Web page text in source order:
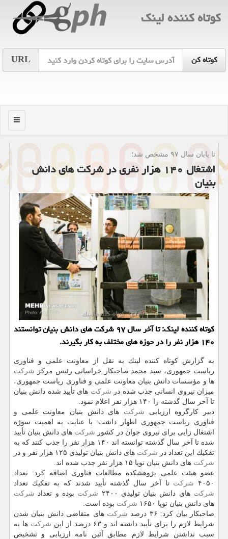
كوتاه كننده لینك
URL
منو
تا پایان سال ۹۷ مشخص شد؛
اشتغال ۱۴۰ هزار نفری در شركت های دانش
بنیان
كوتاه كننده لینك: تا آخر سال ۹۷ شركت های دانش بنیان توانستند
۱۴۰ هزار نفر را در حوزه های مختلف به كار بگیرند.
به گزارش كوتاه كننده لینك به نقل از معاونت علمی و فناوری
ریاست جمهوری، سید محمد صاحبكار خراسانی رئیس مركز شركت
ها و مؤسسات دانش بنیان معاونت علمی و فناوری ریاست جمهوری،
میزان نیروی انسانی جذب شده در شركت های تأیید شده دانش بنیان
تا آخر سال گذشته را ۱۴۰ هزار نفر اعلام نمود.
دبیر كارگروه ارزیابی شركت های دانش بنیان معاونت علمی و
فناوری ریاست جمهوری اظهار داشت: با عنایت به اهمیت سوژه
اشتغال زایی برای نیروی جوان در كشور شركت های دانش بنیان تأیید
شده تا آخر سال گذشته توانسته اند ۱۴۰ هزار نفر را جذب كنند كه به
تفكیك این تعداد در شركت های دانش بنیان تولیدی ۱۲۵ هزار نفر و در
شركت های دانش بنیان نوپا ۱۵ هزار نفر جذب شده اند.
عضو هیئت علمی پژوهشكده مطالعات فناوری اضافه كرد: تعداد
۴۰۵۰
شركت تا آخر سال گذشته تأیید شدند كه به تفكیك تعداد
شركت های دانش بنیان تولیدی ۲۴۰۰ شركت بوده و تعداد شركت
های دانش بنیان نوپا ۱۶۵۰
شركت بوده است.
صاحبكار بیان كرد: ۳۶ درصد
شركت های متقاضی دانش بنیان شدن
شرایط لازم را برای تأیید داشته اند و ۶۳ درصد از این
شركت ها به
سبب نداشتن شرایط لازم مطابق آئین نامه ارزیابی و تشخیص